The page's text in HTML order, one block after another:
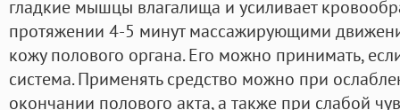
гладкие мышцы влагалища и усиливает
протяжении 4-5 минут массажирующими
кожу полового органа. Его можно принимать,
система. Применять средство можно при
окончании полового акта, а также при слабой